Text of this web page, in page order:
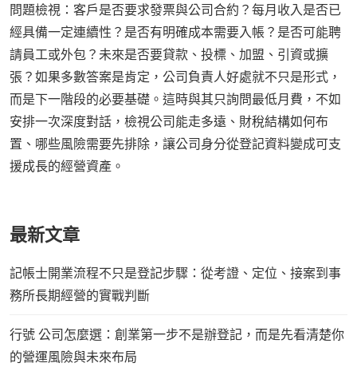
問題檢視：客戶是否要求發票與公司合約？每月收入是否已
經具備一定連續性？是否有明確成本需要入帳？是否可能聘
請員工或外包？未來是否要貸款、投標、加盟、引資或擴
張？如果多數答案是肯定，公司負責人好處就不只是形式，
而是下一階段的必要基礎。這時與其只詢問最低月費，不如
安排一次深度對話，檢視公司能走多遠、財稅結構如何布
置、哪些風險需要先排除，讓公司身分從登記資料變成可支
援成長的經營資產。
最新文章
記帳士開業流程不只是登記步驟：從考證、定位、接案到事
務所長期經營的實戰判斷
行號 公司怎麼選：創業第一步不是辦登記，而是先看清楚你
的營運風險與未來布局